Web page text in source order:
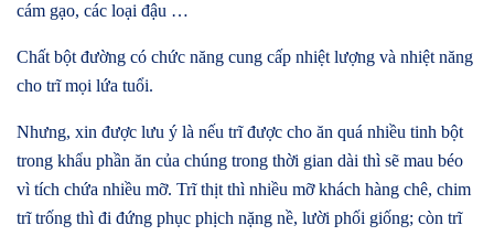
cám gạo, các loại đậu …
Chất bột đường có chức năng cung cấp nhiệt lượng và nhiệt năng
cho trĩ mọi lứa tuổi.
Nhưng, xin được lưu ý là nếu trĩ được cho ăn quá nhiều tinh bột
trong khẩu phần ăn của chúng trong thời gian dài thì sẽ mau béo
vì tích chứa nhiều mỡ. Trĩ thịt thì nhiều mỡ khách hàng chê, chim
trĩ trống thì đi đứng phục phịch nặng nề, lười phối giống; còn trĩ